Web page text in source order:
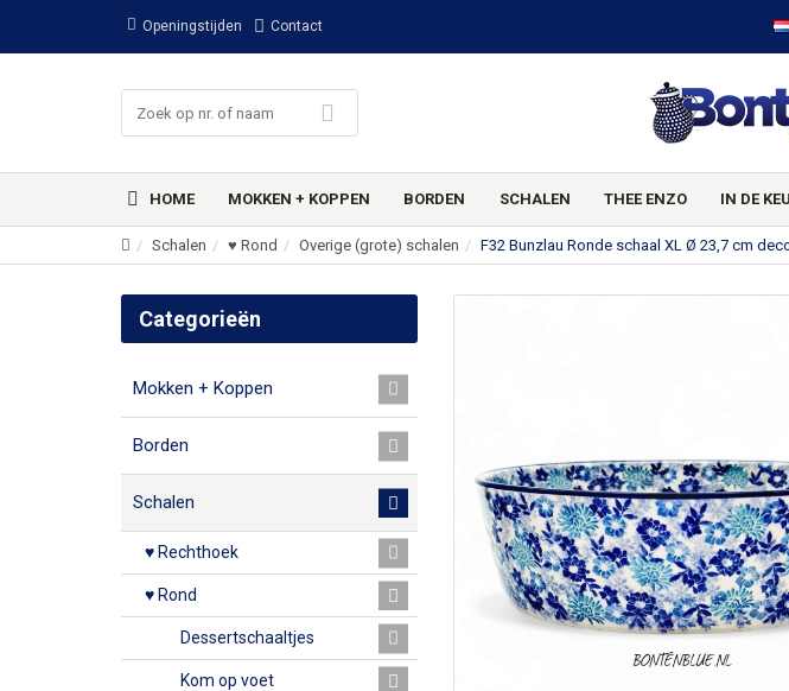
Openingstijden Contact
HOME MOKKEN + KOPPEN BORDEN SCHALEN THEE ENZO IN DE
Schalen ♥ Rond Overige (grote) schalen F32 Bunzlau Ronde schaal XL Ø 23,7 cm
Categorieën
Mokken + Koppen
Borden
Schalen
♥ Rechthoek
♥ Rond
Dessertschaaltjes
Kom op voet